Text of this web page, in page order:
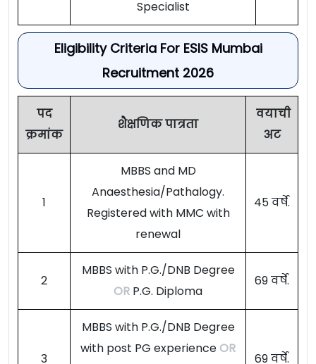
Specialist
Eligibility Criteria For ESIS Mumbai
Recruitment 2026
पद
क्रमांक
शैक्षणिक पात्रता
वयाची
अट
1
MBBS and MD
Anaesthesia/Pathalogy.
Registered with MMC with
renewal
45 वर्षे.
2
MBBS with P.G./DNB Degree
OR P.G. Diploma
69 वर्षे.
3
MBBS with P.G./DNB Degree
with post PG experience OR
69 वर्षे.